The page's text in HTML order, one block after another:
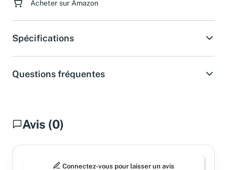
Acheter sur Amazon
Spécifications
Questions fréquentes
Avis (0)
Connectez-vous pour laisser un avis